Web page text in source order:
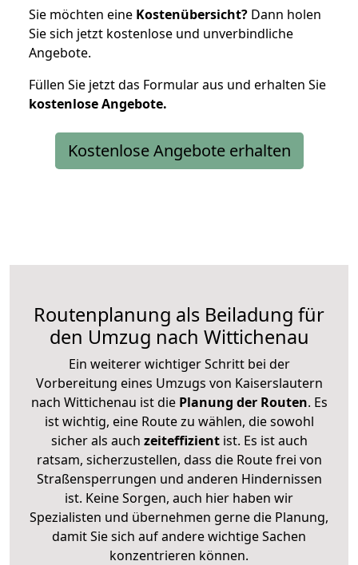
Sie möchten eine Kostenübersicht? Dann holen
Sie sich jetzt kostenlose und unverbindliche
Angebote.
Füllen Sie jetzt das Formular aus und erhalten Sie
kostenloseAngebote.
Kostenlose Angebote erhalten
Routenplanung als Beiladung für
den Umzug nach Wittichenau
Ein weiterer wichtiger Schritt bei der
Vorbereitung eines Umzugs von Kaiserslautern
nach Wittichenau ist diePlanung der Routen. Es
ist wichtig, eine Route zu wählen, die sowohl
sicher als auch zeiteffizientist. Es ist auch
ratsam, sicherzustellen, dass die Route frei von
Straßensperrungen und anderen Hindernissen
ist. Keine Sorgen, auch hier haben wir
Spezialisten und übernehmen gerne die Planung,
damit Sie sich auf andere wichtige Sachen
konzentrieren können.